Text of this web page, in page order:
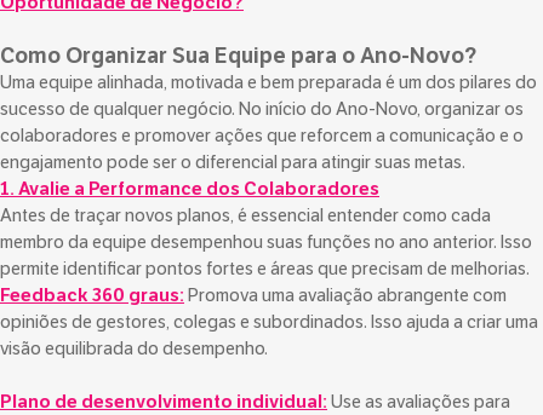
Como Organizar Sua Equipe para o Ano-Novo?
Uma equipe alinhada, motivada e bem preparada é um dos pilares do
sucesso de qualquer negócio. No início do Ano-Novo, organizar os
colaboradores e promover ações que reforcem a comunicação e o
engajamento pode ser o diferencial para atingir suas metas.
1. Avalie a Performance dos Colaboradores
Antes de traçar novos planos, é essencial entender como cada
membro da equipe desempenhou suas funções no ano anterior. Isso
permite identificar pontos fortes e áreas que precisam de melhorias.
Feedback 360 graus: Promova uma avaliação abrangente com
opiniões de gestores, colegas e subordinados. Isso ajuda a criar uma
visão equilibrada do desempenho.
Plano de desenvolvimento individual: Use as avaliações para